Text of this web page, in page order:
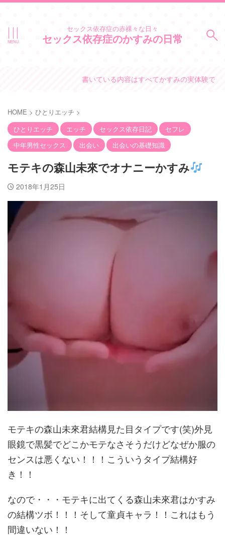
セックス依存症の赤裸々な日々
セックス依存症のかすみの日常
書いている内容はすべてかすみの実体験です。
HOME > ひとりエッチ >
ひとりエッチ
エッチ セックス依存日記
セフレ
中年男性セックス
出会い 出会いの基礎知識
モテキの森山未來でオナニーかすみ
2018年1月25日
モテキの森山未來君結構見た目タイプです(笑)外見
眼鏡で黒髪でどこかモテなさそうだけどなぜか服の
センスは悪くない！！！こういうタイプ結構好
き！！
なので・・・モテキに出てくる森山未來君はかすみ
の結構ツボ！！！そして童貞キャラ！！これはもう
間違いない！！